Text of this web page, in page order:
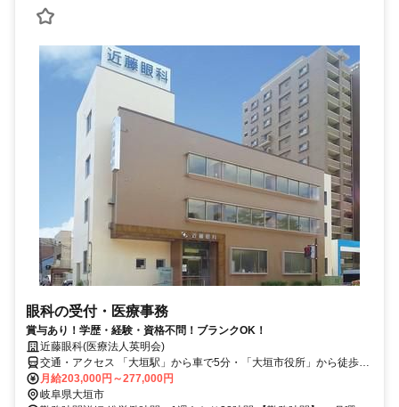
眼科の受付・医療事務
賞与あり！学歴・経験・資格不問！ブランクOK！
近藤眼科(医療法人英明会)
交通・アクセス 「大垣駅」から車で5分・「大垣市役所」から徒歩3
分／車通勤OK
月給203,000円～277,000円
岐阜県大垣市